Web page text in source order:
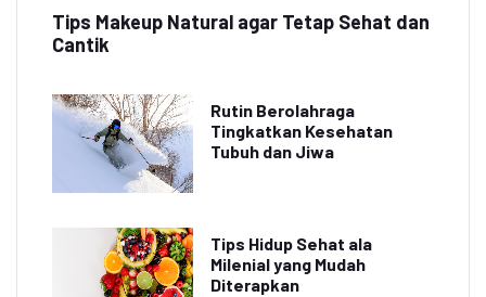
Tips Makeup Natural agar Tetap Sehat dan
Cantik
Rutin Berolahraga
Tingkatkan Kesehatan
Tubuh dan Jiwa
Tips Hidup Sehat ala
Milenial yang Mudah
Diterapkan